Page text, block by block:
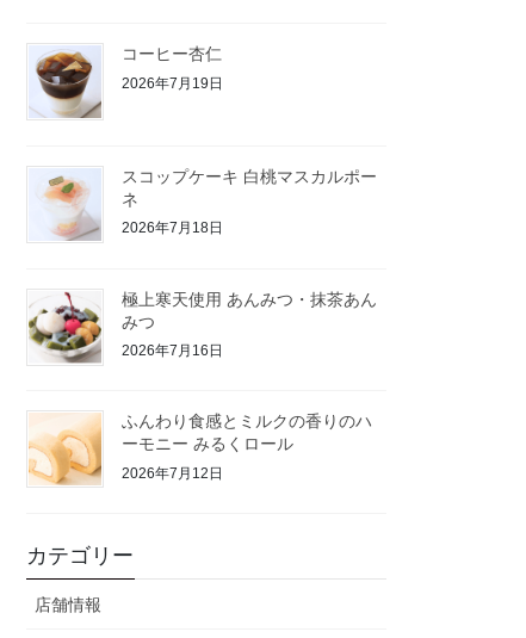
コーヒー杏仁
2026年7月19日
スコップケーキ 白桃マスカルポー
ネ
2026年7月18日
極上寒天使用 あんみつ・抹茶あん
みつ
2026年7月16日
ふんわり食感とミルクの香りのハ
ーモニー みるくロール
2026年7月12日
カテゴリー
店舗情報